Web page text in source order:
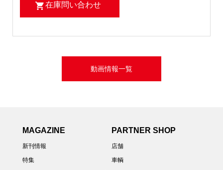
在庫問い合わせ
動画情報一覧
MAGAZINE
新刊情報
特集
PARTNER SHOP
店舗
車輌